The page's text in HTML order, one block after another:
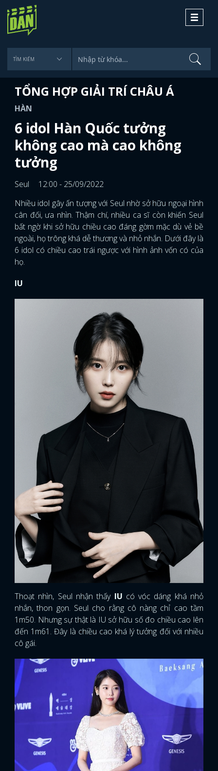
Toggle
TỔNG HỢP GIẢI TRÍ CHÂU Á
HÀN
6 idol Hàn Quốc tưởng
không cao mà cao không
tưởng
Seul
12:00 - 25/09/2022
Nhiều idol gây ấn tượng với Seul nhờ sở hữu ngoại hình
cân đối, ưa nhìn. Thậm chí, nhiều ca sĩ còn khiến Seul
bất ngờ khi sở hữu chiều cao đáng gờm mặc dù vẻ bề
ngoài, họ trông khá dễ thương và nhỏ nhắn. Dưới đây là
6 idol có chiều cao trái ngược với hình ảnh vốn có của
họ.
IU
Thoạt nhìn, Seul nhận thấyIU có vóc dáng khá nhỏ
nhắn, thon gọn. Seul cho rằng cô nàng chỉ cao tầm
1m50. Nhưng sự thật là IU sở hữu số đo chiều cao lên
đến 1m61. Đây là chiều cao khá lý tưởng đối với nhiều
cô gái.